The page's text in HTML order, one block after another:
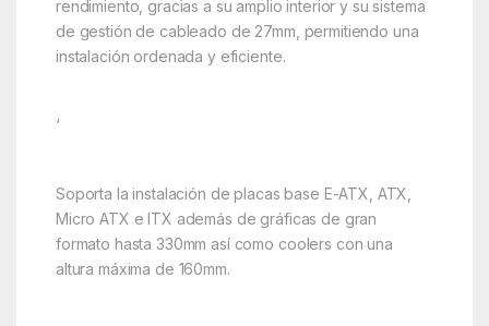
rendimiento, gracias a su amplio interior y su sistema
de gestión de cableado de 27mm, permitiendo una
instalación ordenada y eficiente.
‘
Soporta la instalación de placas base E-ATX, ATX,
Micro ATX e ITX además de gráficas de gran
formato hasta 330mm así como coolers con una
altura máxima de 160mm.